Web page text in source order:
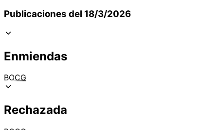
Publicaciones del 18/3/2026
Enmiendas
BOCG
Rechazada